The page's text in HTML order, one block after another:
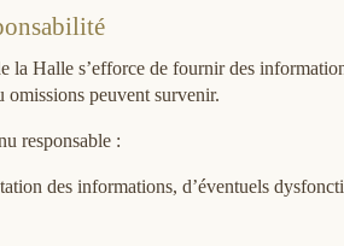
la Halle s’efforce de fournir des
omissions peuvent survenir.
responsable :
des informations, d’éventuels